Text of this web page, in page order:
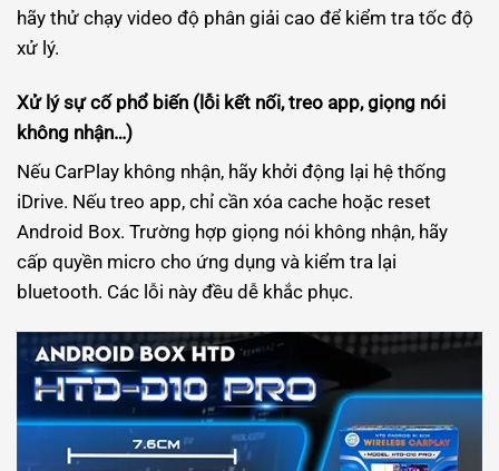
hãy thử chạy video độ phân giải cao để kiểm tra tốc độ
xử lý.
Xử lý sự cố phổ biến (lỗi kết nối, treo app, giọng nói
không nhận…)
Nếu CarPlay không nhận, hãy khởi động lại hệ thống
iDrive. Nếu treo app, chỉ cần xóa cache hoặc reset
Android Box. Trường hợp giọng nói không nhận, hãy
cấp quyền micro cho ứng dụng và kiểm tra lại
bluetooth. Các lỗi này đều dễ khắc phục.